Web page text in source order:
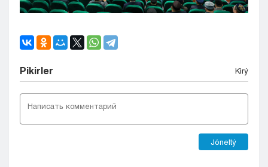
Pіkіrler Kіrý
Jóneltý